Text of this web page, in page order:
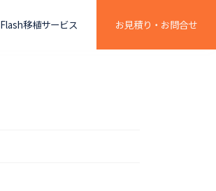
Flash移植サービス お見積り・お問合せ